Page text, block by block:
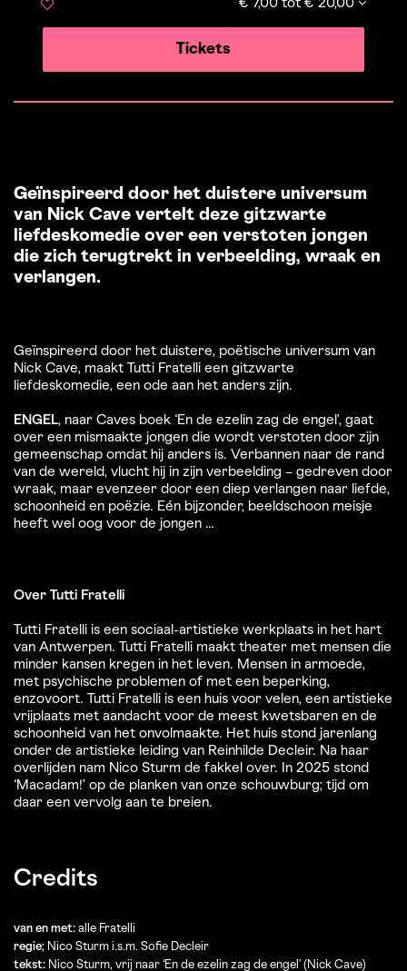
€ 7,00 tot € 20,00
Tickets
Geïnspireerd door het duistere universum
van Nick Cave vertelt deze gitzwarte
liefdeskomedie over een verstoten jongen
die zich terugtrekt in verbeelding, wraak en
verlangen.
Geïnspireerd door het duistere, poëtische universum van
Nick Cave, maakt Tutti Fratelli een gitzwarte
liefdeskomedie, een ode aan het anders zijn.
ENGEL, naar Caves boek ‘En de ezelin zag de engel’, gaat
over een mismaakte jongen die wordt verstoten door zijn
gemeenschap omdat hij anders is. Verbannen naar de rand
van de wereld, vlucht hij in zijn verbeelding – gedreven door
wraak, maar evenzeer door een diep verlangen naar liefde,
schoonheid en poëzie. Eén bijzonder, beeldschoon meisje
heeft wel oog voor de jongen ...
Over Tutti Fratelli
Tutti Fratelli is een sociaal-artistieke werkplaats in het hart
van Antwerpen. Tutti Fratelli maakt theater met mensen die
minder kansen kregen in het leven. Mensen in armoede,
met psychische problemen of met een beperking,
enzovoort. Tutti Fratelli is een huis voor velen, een artistieke
vrijplaats met aandacht voor de meest kwetsbaren en de
schoonheid van het onvolmaakte. Het huis stond jarenlang
onder de artistieke leiding van Reinhilde Decleir. Na haar
overlijden nam Nico Sturm de fakkel over. In 2025 stond
‘Macadam!’ op de planken van onze schouwburg; tijd om
daar een vervolg aan te breien.
Credits
van en met: alle Fratelli
regie; Nico Sturm i.s.m. Sofie Decleir
tekst: Nico Sturm, vrij naar ‘En de ezelin zag de engel’ (Nick Cave)